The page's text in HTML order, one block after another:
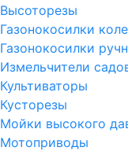
Высоторезы
Газонокосилки
Газонокосилки
Измельчители
Культиваторы
Кусторезы
Мойки высокого
Мотоприводы